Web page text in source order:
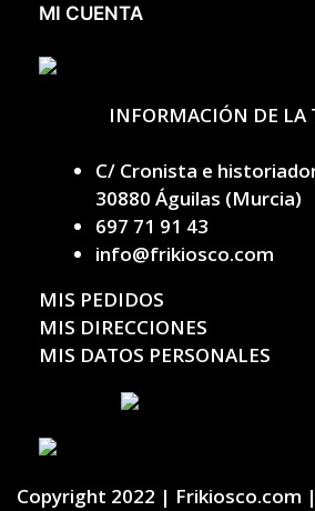
MI CUENTA
INFORMACIÓN DE LA
C/ Cronista e
30880 Águilas (Murcia)
697 71 91 43
info@frikiosco.com
MIS PEDIDOS
MIS DIRECCIONES
MIS DATOS PERSONALES
Copyright 2022 | Frikiosco.com